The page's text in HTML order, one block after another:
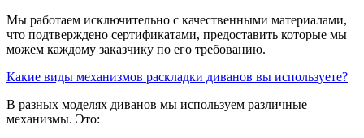
Мы работаем исключительно с качественными материалами,
что подтверждено сертификатами, предоставить которые мы
можем каждому заказчику по его требованию.
Какие виды механизмов раскладки диванов вы используете?
В разных моделях диванов мы используем различные
механизмы. Это: